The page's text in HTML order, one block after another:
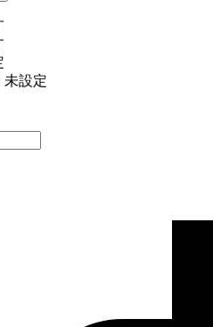
未設定